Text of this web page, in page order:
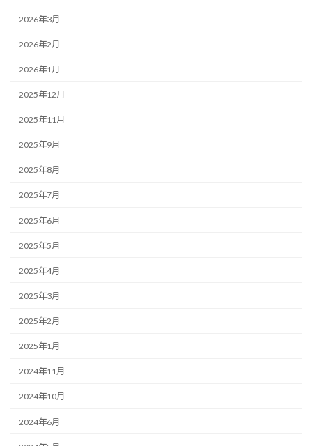
2026年3月
2026年2月
2026年1月
2025年12月
2025年11月
2025年9月
2025年8月
2025年7月
2025年6月
2025年5月
2025年4月
2025年3月
2025年2月
2025年1月
2024年11月
2024年10月
2024年6月